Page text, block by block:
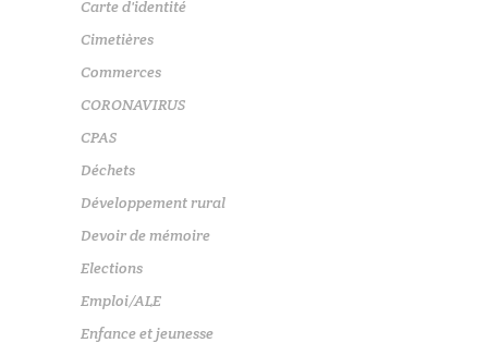
Carte d'identité
Cimetières
Commerces
CORONAVIRUS
CPAS
Déchets
Développement rural
Devoir de mémoire
Elections
Emploi/ALE
Enfance et jeunesse